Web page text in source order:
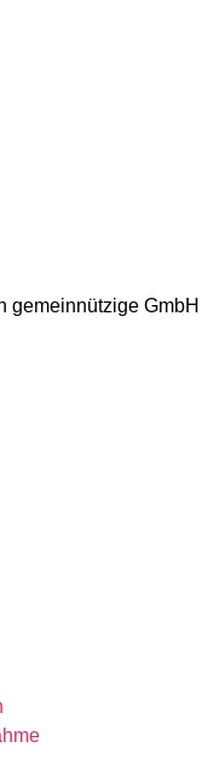
gemeinnützige GmbH